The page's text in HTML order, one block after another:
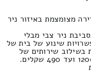
מצומצמת באיזור ניר
ניר צבי מבלי
שינוע של בית של
בשילוב שירותים של
עבודת מעבירים בניר צבי העלות הינו 1200 ועד 490 שקלים.